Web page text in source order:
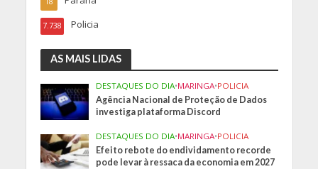
Policia
7.738
AS MAIS LIDAS
DESTAQUES DO DIA•MARINGA•POLICIA
Agência Nacional de Proteção de Dados
investiga plataforma Discord
DESTAQUES DO DIA•MARINGA•POLICIA
Efeito rebote do endividamento recorde
pode levar à ressaca da economia em 2027